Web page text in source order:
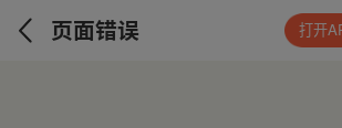
页面错误 打开